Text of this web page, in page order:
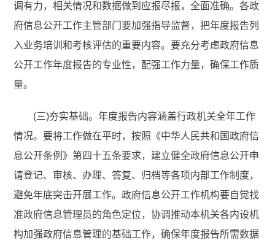
调有力，相关情况和数据做到应报尽报，全面准确。各政
府信息公开工作主管部门要加强指导监督，把年度报告列
入业务培训和考核评估的重要内容。要充分考虑政府信息
公开工作年度报告的专业性，配强工作力量，确保工作质
量。
(三)夯实基础。年度报告内容涵盖行政机关全年工作
情况。要将工作做在平时，按照《中华人民共和国政府信
息公开条例》第四十五条要求，建立健全政府信息公开申
请登记、审核、办理、答复、归档等各项内部工作制度，
避免年底突击开展工作。政府信息公开工作机构要自觉找
准政府信息管理员的角色定位，协调推动本机关各内设机
构加强政府信息管理的基础工作，确保年度报告所需数据